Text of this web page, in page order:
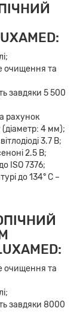
очищення та
завдяки 5 500
рахунок
4 мм);
3.7 В;
2.5 В;
ISO 7376;
до 134° C –
очищення та
завдяки 8000